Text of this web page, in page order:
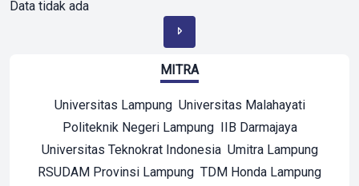
Data tidak ada
MITRA
Universitas Lampung Universitas Malahayati
Politeknik Negeri Lampung IIB Darmajaya
Universitas Teknokrat Indonesia Umitra Lampung
RSUDAM Provinsi Lampung TDM Honda Lampung